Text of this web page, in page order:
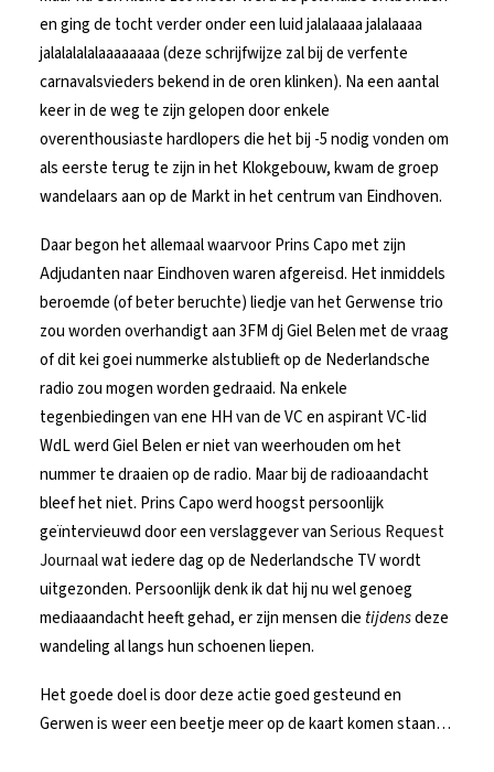
en ging de tocht verder onder een luid jalalaaaa jalalaaaa
jalalalalalaaaaaaaa (deze schrijfwijze zal bij de verfente
carnavalsvieders bekend in de oren klinken). Na een aantal
keer in de weg te zijn gelopen door enkele
overenthousiaste hardlopers die het bij -5 nodig vonden om
als eerste terug te zijn in het Klokgebouw, kwam de groep
wandelaars aan op de Markt in het centrum van Eindhoven.
Daar begon het allemaal waarvoor Prins Capo met zijn
Adjudanten naar Eindhoven waren afgereisd. Het inmiddels
beroemde (of beter beruchte) liedje van het Gerwense trio
zou worden overhandigt aan 3FM dj Giel Belen met de vraag
of dit kei goei nummerke alstublieft op de Nederlandsche
radio zou mogen worden gedraaid. Na enkele
tegenbiedingen van ene HH van de VC en aspirant VC-lid
WdL werd Giel Belen er niet van weerhouden om het
nummer te draaien op de radio. Maar bij de radioaandacht
bleef het niet. Prins Capo werd hoogst persoonlijk
geïntervieuwd door een verslaggever vanSerious Request
Journaalwat iedere dag op de Nederlandsche TV wordt
uitgezonden. Persoonlijk denk ik dat hij nu wel genoeg
mediaaandacht heeft gehad, er zijn mensen die tijdensdeze
wandeling al langs hun schoenen liepen.
Het goede doel is door deze actie goed gesteund en
Gerwen is weer een beetje meer op de kaart komen staan…